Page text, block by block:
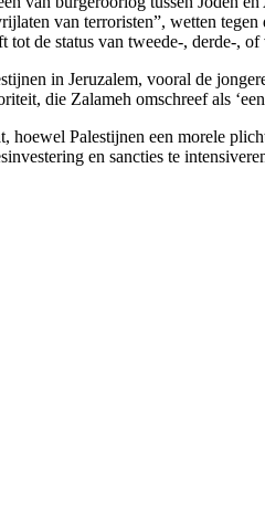
van terroristen”, wetten
de status van tweede-, derde-, of
in Jeruzalem, vooral de
die Zalameh omschreef als
Palestijnen een morele
en sancties te